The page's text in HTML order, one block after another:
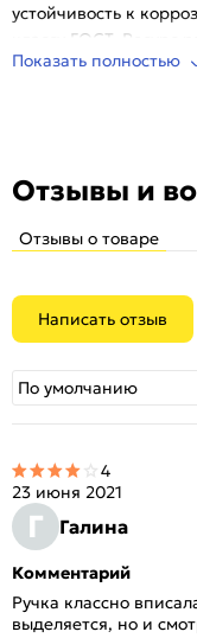
устойчивость к
классу ГОСТ. Ресурс
циклов открывания/
Показать полностью
Отзывы и
Отзывы о товаре
Написать отзыв
Г Галина
23 июня 2021
4
Комментарий
Ручка классно
выделяется, но и